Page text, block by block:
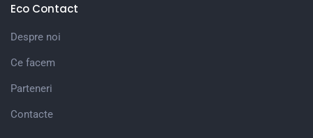
Eco Contact
Despre noi
Ce facem
Parteneri
Contacte